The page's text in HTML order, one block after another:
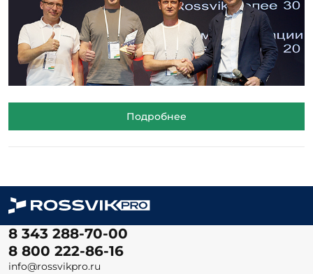
Подробнее
8 343 288-70-00
8 800 222-86-16
info@rossvikpro.ru